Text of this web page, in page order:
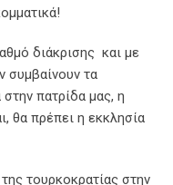
διάκρισης και με
τα
πατρίδα μας, η
θα πρέπει η εκκλησία
τουρκοκρατίας στην